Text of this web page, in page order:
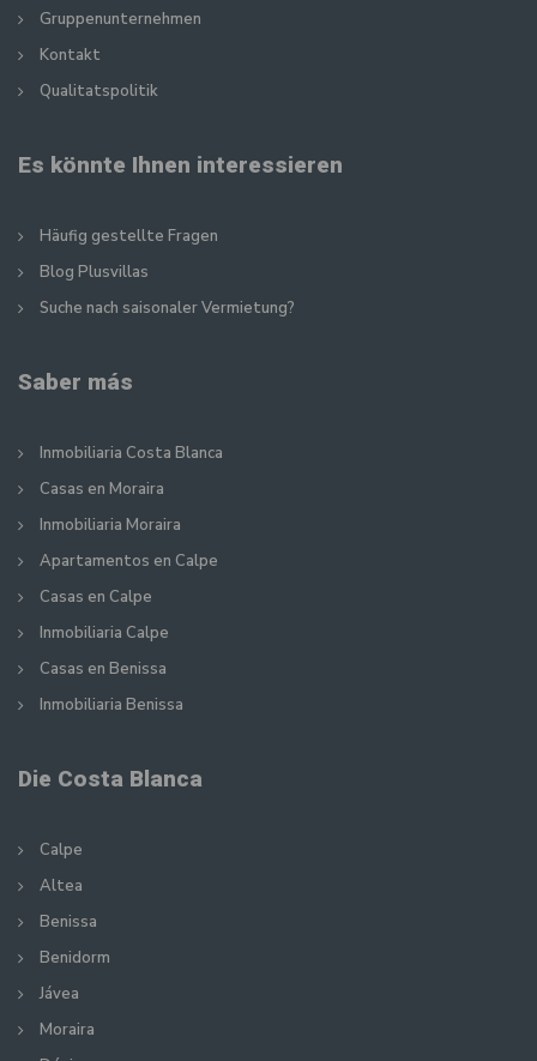
Gruppenunternehmen
Kontakt
Qualitatspolitik
Es könnte Ihnen interessieren
Häufig gestellte Fragen
Blog Plusvillas
Suche nach saisonaler Vermietung?
Saber más
Inmobiliaria Costa Blanca
Casas en Moraira
Inmobiliaria Moraira
Apartamentos en Calpe
Casas en Calpe
Inmobiliaria Calpe
Casas en Benissa
Inmobiliaria Benissa
Die Costa Blanca
Calpe
Altea
Benissa
Benidorm
Jávea
Moraira